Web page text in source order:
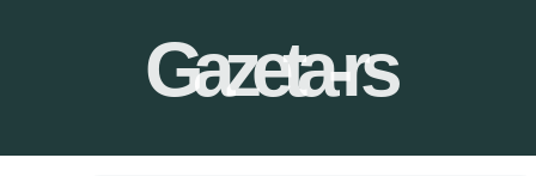
Gazeta-rs